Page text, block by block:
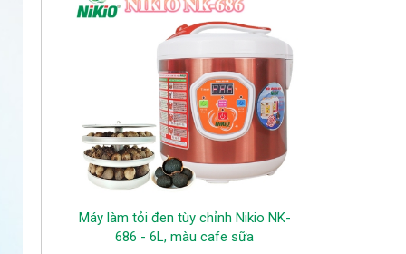
Máy làm tỏi đen tùy chỉnh Nikio NK-
686 - 6L, màu cafe sữa